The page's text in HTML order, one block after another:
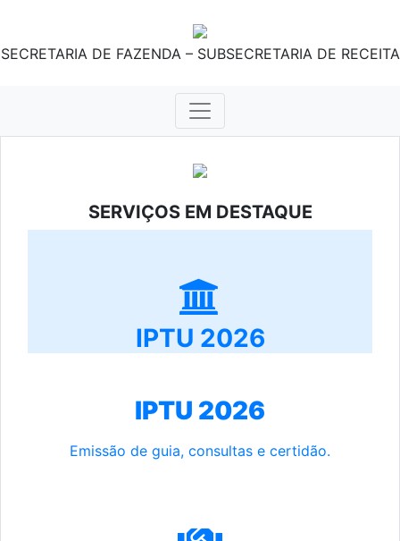
SECRETARIA DE FAZENDA – SUBSECRETARIA DE RECEITA
SERVIÇOS EM DESTAQUE
IPTU 2026
IPTU 2026
Emissão de guia, consultas e certidão.